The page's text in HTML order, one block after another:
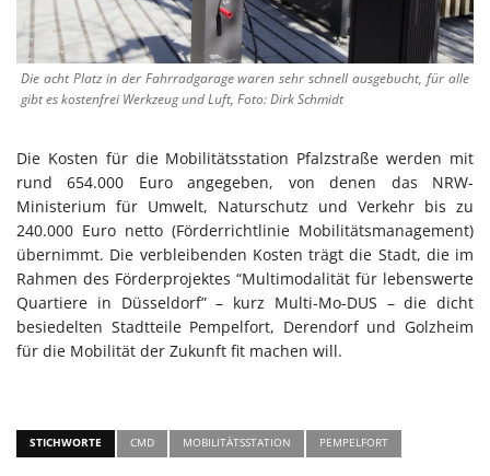
Die acht Platz in der Fahrradgarage waren sehr schnell ausgebucht, für alle
gibt es kostenfrei Werkzeug und Luft, Foto: Dirk Schmidt
Die Kosten für die Mobilitätsstation Pfalzstraße werden mit
rund 654.000 Euro angegeben, von denen das NRW-
Ministerium für Umwelt, Naturschutz und Verkehr bis zu
240.000 Euro netto (Förderrichtlinie Mobilitätsmanagement)
übernimmt. Die verbleibenden Kosten trägt die Stadt, die im
Rahmen des Förderprojektes “Multimodalität für lebenswerte
Quartiere in Düsseldorf” – kurz Multi-Mo-DUS – die dicht
besiedelten Stadtteile Pempelfort, Derendorf und Golzheim
für die Mobilität der Zukunft fit machen will.
STICHWORTE CMD MOBILITÄTSSTATION PEMPELFORT